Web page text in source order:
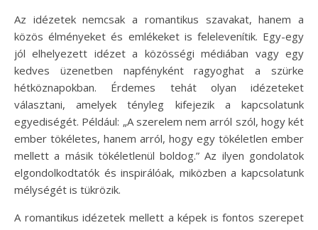
Az idézetek nemcsak a romantikus szavakat, hanem a
közös élményeket és emlékeket is felelevenítik. Egy-egy
jól elhelyezett idézet a közösségi médiában vagy egy
kedves üzenetben napfényként ragyoghat a szürke
hétköznapokban. Érdemes tehát olyan idézeteket
választani, amelyek tényleg kifejezik a kapcsolatunk
egyediségét. Például: „A szerelem nem arról szól, hogy két
ember tökéletes, hanem arról, hogy egy tökéletlen ember
mellett a másik tökéletlenül boldog.” Az ilyen gondolatok
elgondolkodtatók és inspirálóak, miközben a kapcsolatunk
mélységét is tükrözik.
A romantikus idézetek mellett a képek is fontos szerepet